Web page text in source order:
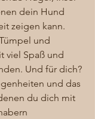
dein Hund
zeigen kann.
und
viel Spaß und
Und für dich?
und das
du dich mit